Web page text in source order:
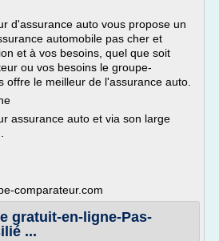
d'assurance auto vous propose un
automobile pas cher et
et à vos besoins, quel que soit
ou vos besoins le groupe-
offre le meilleur de l'assurance auto.
assurance auto et via son large
comparateur.com
gratuit-en-ligne-Pas-
...